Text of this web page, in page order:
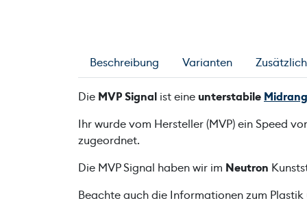
Beschreibung Varianten
Die MVP Signal ist eine unterstabile
Ihr wurde vom Hersteller (MVP) ein Speed
zugeordnet.
Die MVP Signal haben wir im Neutron
Beachte auch die Informationen zum Plastik